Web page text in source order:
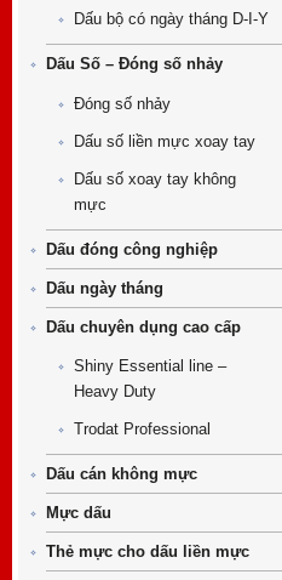
Dấu bộ có ngày tháng D-I-Y
Dấu Số – Đóng số nhảy
Đóng số nhảy
Dấu số liền mực xoay tay
Dấu số xoay tay không
mực
Dấu đóng công nghiệp
Dấu ngày tháng
Dấu chuyên dụng cao cấp
Shiny Essential line –
Heavy Duty
Trodat Professional
Dấu cán không mực
Mực dấu
Thẻ mực cho dấu liền mực